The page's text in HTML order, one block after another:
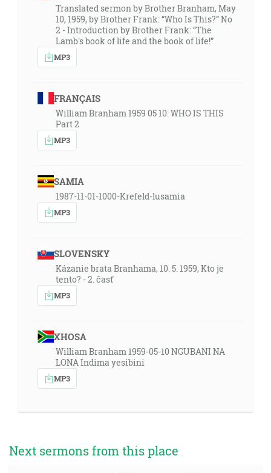
Translated sermon by Brother Branham, May
10, 1959, by Brother Frank: “Who Is This?” No
2 - Introduction by Brother Frank: “The
Lamb's book of life and the book of life!”
MP3
FRANÇAIS
William Branham 1959 05 10: WHO IS THIS
Part 2
MP3
SAMIA
1987-11-01-1000-Krefeld-lusamia
MP3
SLOVENSKY
Kázanie brata Branhama, 10. 5. 1959, Kto je
tento? - 2. časť
MP3
XHOSA
William Branham 1959-05-10 NGUBANI NA
LONA Indima yesibini
MP3
Next sermons from this place